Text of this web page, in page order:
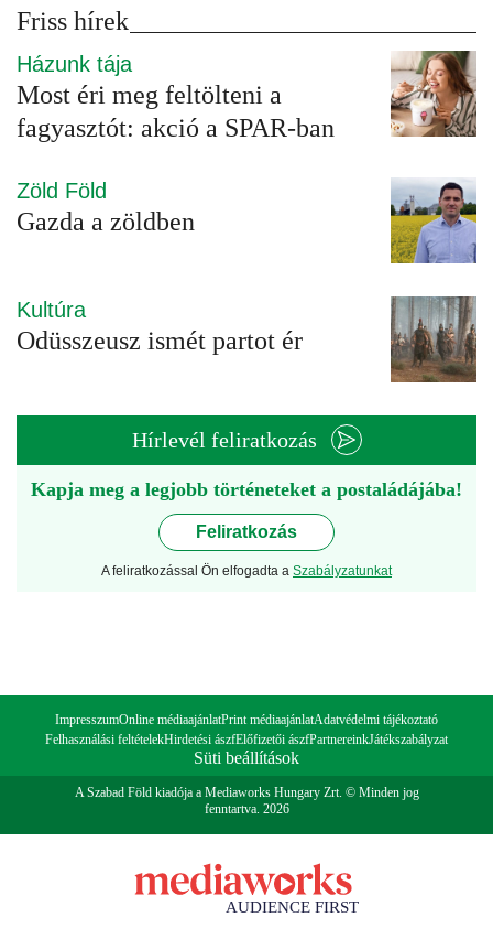
Friss hírek
Házunk tája
Most éri meg feltölteni a
fagyasztót: akció a SPAR-ban
Zöld Föld
Gazda a zöldben
Kultúra
Odüsszeusz ismét partot ér
Hírlevél feliratkozás
Kapja meg a legjobb történeteket a postaládájába!
Feliratkozás
A feliratkozással Ön elfogadta a Szabályzatunkat
ImpresszumOnline médiaajánlatPrint médiaajánlatAdatvédelmi tájékoztató
Felhasználási feltételekHirdetési ászfElőfizetői ászfPartnereinkJátékszabályzat
Süti beállítások
A Szabad Föld kiadója a Mediaworks Hungary Zrt. © Minden jog
fenntartva. 2026